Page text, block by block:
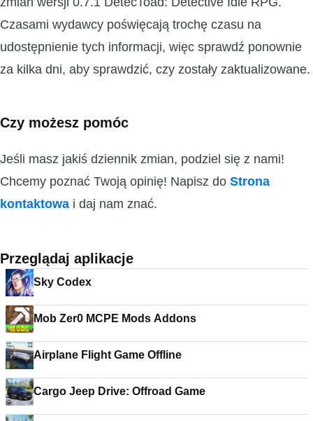
Czasami wydawcy poświęcają trochę czasu na
udostępnienie tych informacji, więc sprawdź ponownie
za kilka dni, aby sprawdzić, czy zostały zaktualizowane.
Czy możesz pomóc
Jeśli masz jakiś dziennik zmian, podziel się z nami!
Chcemy poznać Twoją opinię! Napisz do Strona
kontaktowa i daj nam znać.
Przeglądaj aplikacje
Sky Codex
Mob Zer0 MCPE Mods Addons
Airplane Flight Game Offline
Cargo Jeep Drive: Offroad Game